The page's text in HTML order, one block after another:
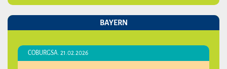
BAYERN
COBURGSA. 21.02.2026